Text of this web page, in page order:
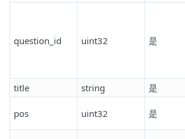
question_id uint32 是
title
string 是
pos uint32 是